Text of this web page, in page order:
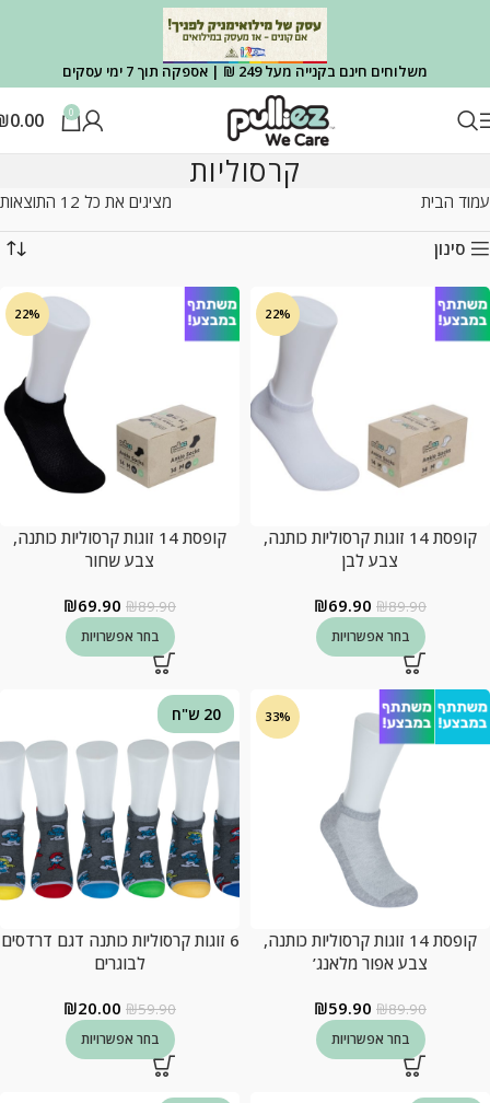
משלוחים חינם בקנייה מעל 249 ₪ | אספקה תוך 7 ימי עסקים
0
0.00
קרסוליות
עמוד הבית מציגים את כל ⁦12⁩ התוצאות
סינון
22%
קופסת 14 זוגות קרסוליות כותנה,
צבע לבן
₪89.90
₪69.90
בחר אפשרויות
22%
קופסת 14 זוגות קרסוליות כותנה,
צבע שחור
₪89.90
₪69.90
בחר אפשרויות
33%
קופסת 14 זוגות קרסוליות כותנה,
צבע אפור מלאנג’
₪89.90
₪59.90
בחר אפשרויות
20 ש"ח
6 זוגות קרסוליות כותנה דגם דרדסים
לבוגרים
₪59.90
₪20.00
בחר אפשרויות